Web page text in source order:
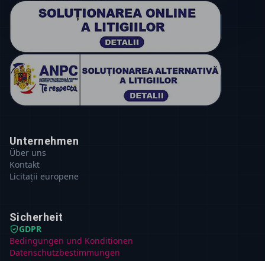
Unternehmen
Über uns
Kontakt
Licitații europene
Sicherheit
GDPR
Bedingungen und Konditionen
Datenschutzbestimmungen